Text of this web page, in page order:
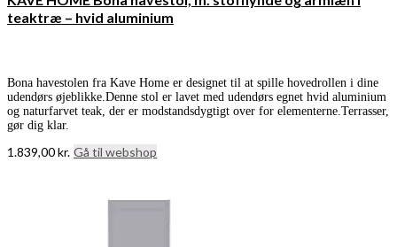
teaktræ – hvid aluminium
Bona havestolen fra Kave Home er designet til at spille hovedrollen i dine
udendørs øjeblikke.Denne stol er lavet med udendørs egnet hvid aluminium
og naturfarvet teak, der er modstandsdygtigt over for elementerne.Terrasser,
gør dig klar.
1.839,00kr. Gå til webshop